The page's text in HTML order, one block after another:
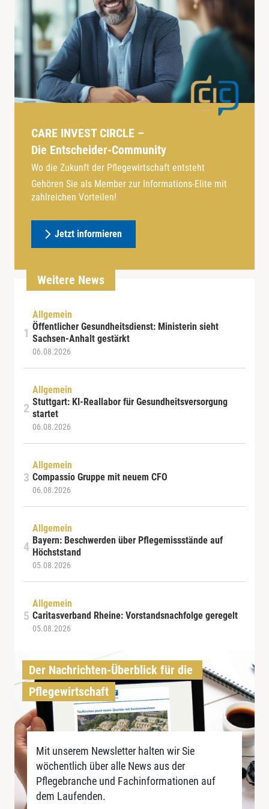
CARE INVEST CIRCLE –
Die Entscheider-Community
Wo die Zukunft der Pflegewirtschaft entsteht
Gehören Sie als Member zur Informations-Elite mit
zahlreichen Vorteilen!
Jetzt informieren
Weitere News
Allgemein
Öffentlicher Gesundheitsdienst: Ministerin sieht
Sachsen-Anhalt gestärkt
06.08.2026
Allgemein
Stuttgart: KI-Reallabor für Gesundheitsversorgung
startet
06.08.2026
Allgemein
Compassio Gruppe mit neuem CFO
06.08.2026
Allgemein
Bayern: Beschwerden über Pflegemissstände auf
Höchststand
05.08.2026
Allgemein
Caritasverband Rheine: Vorstandsnachfolge geregelt
05.08.2026
Der Nachrichten-Überblick für die
Pflegewirtschaft
Mit unserem Newsletter halten wir Sie
wöchentlich über alle News aus der
Pflegebranche und Fachinformationen auf
dem Laufenden.